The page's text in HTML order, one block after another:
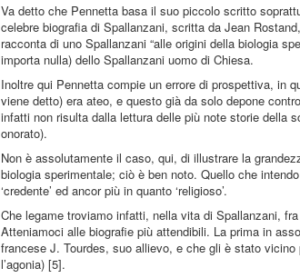
Va detto che Pennetta basa il suo piccolo scritto
celebre biografia di Spallanzani, scritta da Jean
racconta di uno Spallanzani “alle origini della biologia
importa nulla) dello Spallanzani uomo di Chiesa.
Inoltre qui Pennetta compie un errore di prospettiva, in
viene detto) era ateo, e questo già da solo depone
infatti non risulta dalla lettura delle più note storie della
onorato).
Non è assolutamente il caso, qui, di illustrare la
biologia sperimentale; ciò è ben noto. Quello che
‘credente’ ed ancor più in quanto ‘religioso’.
Che legame troviamo infatti, nella vita di Spallanzani,
Atteniamoci alle biografie più attendibili. La prima in
francese J. Tourdes, suo allievo, e che gli è stato
l’agonia) [5].